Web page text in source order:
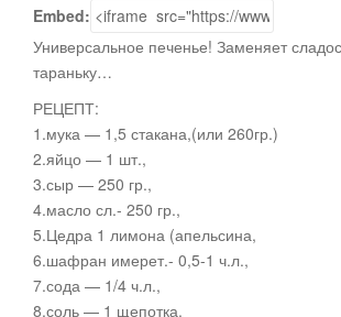
Embed:
Универсальное печенье! Заменяет
тараньку…
РЕЦЕПТ:
1.мука — 1,5 стакана,(или 260гр.)
2.яйцо — 1 шт.,
3.сыр — 250 гр.,
4.масло сл.- 250 гр.,
5.Цедра 1 лимона (апельсина,
6.шафран имерет.- 0,5-1 ч.л.,
7.сода — 1/4 ч.л.,
8.соль — 1 щепотка.